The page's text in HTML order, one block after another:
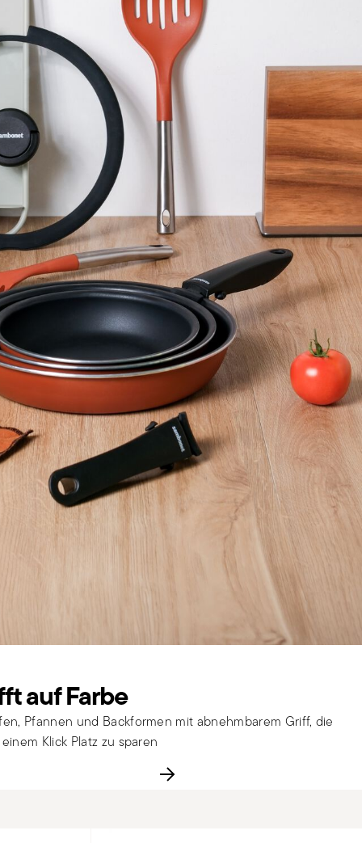
auf Farbe
Pfannen und Backformen mit abnehmbarem Griff, die
Klick Platz zu sparen